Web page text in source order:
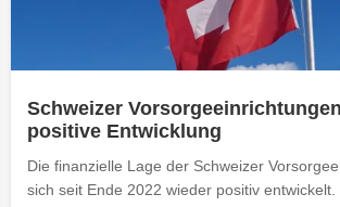
Schweizer
positive Entwicklung
Die finanzielle Lage der Schweizer
sich seit Ende 2022 wieder positiv entwickelt.